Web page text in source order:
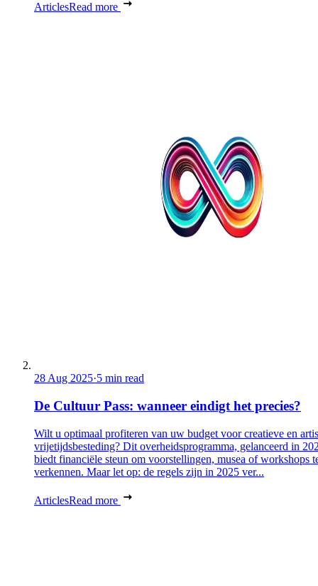
ArticlesRead more
28 Aug 2025·5 min read
De Cultuur Pass: wanneer eindigt het precies?
Wilt u optimaal profiteren van uw budget voor creatieve en
vrijetijdsbesteding? Dit overheidsprogramma, gelanceerd in
biedt financiële steun om voorstellingen, musea of workshops
verkennen. Maar let op: de regels zijn in 2025 ver...
ArticlesRead more